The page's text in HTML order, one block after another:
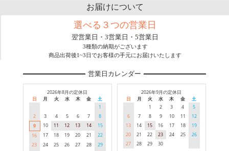
お届けについて
選べる３つの営業日
翌営業日・3営業日・5営業日
3種類の納期がございます
商品出荷後1~3日でお客様の手元にお届けいたします
営業日カレンダー
2026年8月の定休日
日
月 火 水 木 金
土
1
2
3 4 5 6 7
8
9
10 11 12 13 14
15
16
17 18 19 20 21
22
23
24 25 26 27 28 29
2026年9月の定休日
日
月 火 水 木 金
土
1
2 3 4
5
6
7 8 9 10 11
12
13
14 15 16 17 18
19
20
21 22 23 24 25
26
27
28 29 30